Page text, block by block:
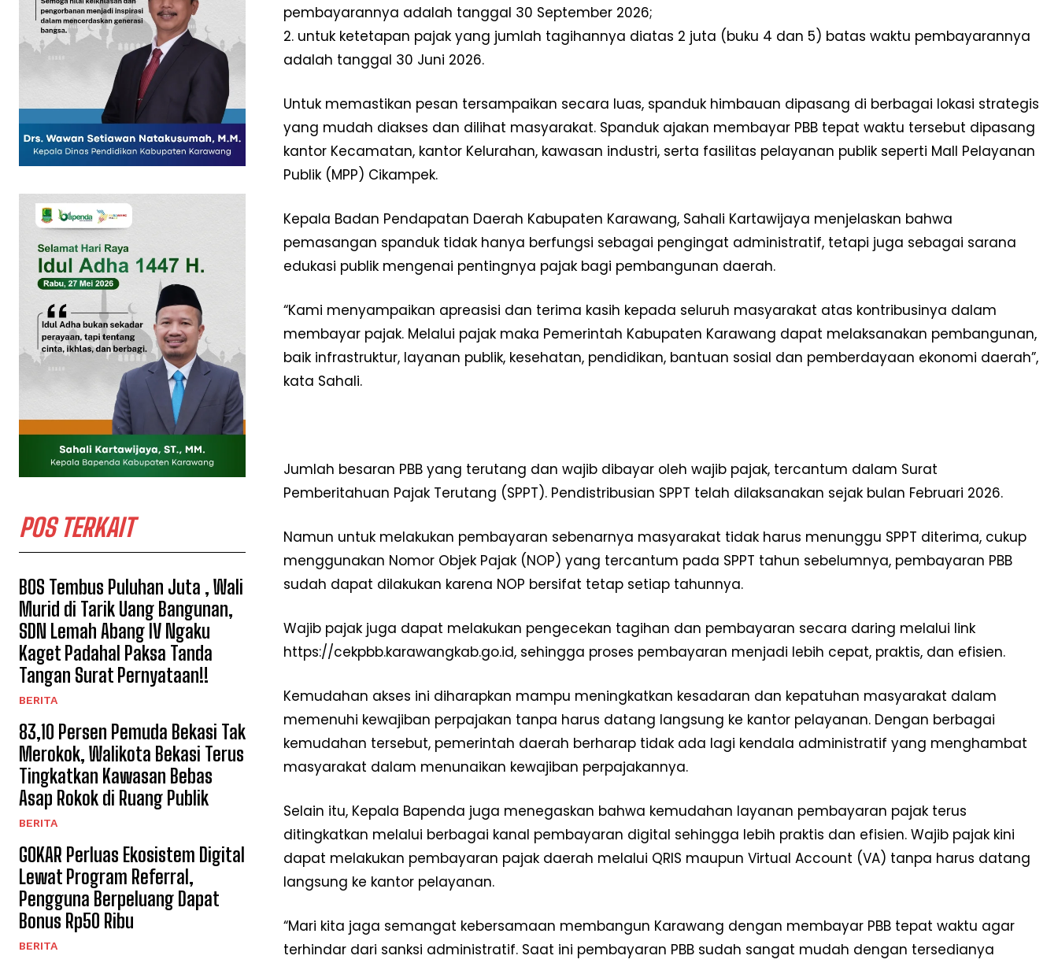
SUBSCRIBE NOW
POS TERKAIT
BOS Tembus Puluhan Juta , Wali
Murid di Tarik Uang Bangunan,
SDN Lemah Abang IV Ngaku
Kaget Padahal Paksa Tanda
Tangan Surat Pernyataan!!
BERITA
83,10 Persen Pemuda Bekasi Tak
Merokok, Walikota Bekasi Terus
Tingkatkan Kawasan Bebas
Asap Rokok di Ruang Publik
BERITA
GOKAR Perluas Ekosistem Digital
Lewat Program Referral,
Pengguna Berpeluang Dapat
Bonus Rp50 Ribu
BERITA
pembayarannya adalah tanggal 30 September 2026;
2. untuk ketetapan pajak yang jumlah tagihannya diatas 2 juta (buku 4 dan 5) batas waktu pembayarannya
adalah tanggal 30 Juni 2026.
Untuk memastikan pesan tersampaikan secara luas, spanduk himbauan dipasang di berbagai lokasi strategis
yang mudah diakses dan dilihat masyarakat. Spanduk ajakan membayar PBB tepat waktu tersebut dipasang
kantor Kecamatan, kantor Kelurahan, kawasan industri, serta fasilitas pelayanan publik seperti Mall Pelayanan
Publik (MPP) Cikampek.
Kepala Badan Pendapatan Daerah Kabupaten Karawang, Sahali Kartawijaya menjelaskan bahwa
pemasangan spanduk tidak hanya berfungsi sebagai pengingat administratif, tetapi juga sebagai sarana
edukasi publik mengenai pentingnya pajak bagi pembangunan daerah.
“Kami menyampaikan apreasisi dan terima kasih kepada seluruh masyarakat atas kontribusinya dalam
membayar pajak. Melalui pajak maka Pemerintah Kabupaten Karawang dapat melaksanakan pembangunan,
baik infrastruktur, layanan publik, kesehatan, pendidikan, bantuan sosial dan pemberdayaan ekonomi daerah”,
kata Sahali.
Jumlah besaran PBB yang terutang dan wajib dibayar oleh wajib pajak, tercantum dalam Surat
Pemberitahuan Pajak Terutang (SPPT). Pendistribusian SPPT telah dilaksanakan sejak bulan Februari 2026.
Namun untuk melakukan pembayaran sebenarnya masyarakat tidak harus menunggu SPPT diterima, cukup
menggunakan Nomor Objek Pajak (NOP) yang tercantum pada SPPT tahun sebelumnya, pembayaran PBB
sudah dapat dilakukan karena NOP bersifat tetap setiap tahunnya.
Wajib pajak juga dapat melakukan pengecekan tagihan dan pembayaran secara daring melalui link
https://cekpbb.karawangkab.go.id, sehingga proses pembayaran menjadi lebih cepat, praktis, dan efisien.
Kemudahan akses ini diharapkan mampu meningkatkan kesadaran dan kepatuhan masyarakat dalam
memenuhi kewajiban perpajakan tanpa harus datang langsung ke kantor pelayanan. Dengan berbagai
kemudahan tersebut, pemerintah daerah berharap tidak ada lagi kendala administratif yang menghambat
masyarakat dalam menunaikan kewajiban perpajakannya.
Selain itu, Kepala Bapenda juga menegaskan bahwa kemudahan layanan pembayaran pajak terus
ditingkatkan melalui berbagai kanal pembayaran digital sehingga lebih praktis dan efisien. Wajib pajak kini
dapat melakukan pembayaran pajak daerah melalui QRIS maupun Virtual Account (VA) tanpa harus datang
langsung ke kantor pelayanan.
“Mari kita jaga semangat kebersamaan membangun Karawang dengan membayar PBB tepat waktu agar
terhindar dari sanksi administratif. Saat ini pembayaran PBB sudah sangat mudah dengan tersedianya